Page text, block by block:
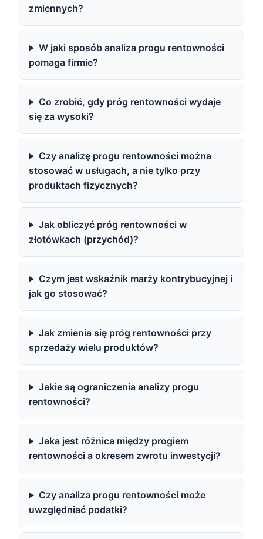
zmiennych?
W jaki sposób analiza progu rentowności
pomaga firmie?
Co zrobić, gdy próg rentowności wydaje
się za wysoki?
Czy analizę progu rentowności można
stosować w usługach, a nie tylko przy
produktach fizycznych?
Jak obliczyć próg rentowności w
złotówkach (przychód)?
Czym jest wskaźnik marży kontrybucyjnej i
jak go stosować?
Jak zmienia się próg rentowności przy
sprzedaży wielu produktów?
Jakie są ograniczenia analizy progu
rentowności?
Jaka jest różnica między progiem
rentowności a okresem zwrotu inwestycji?
Czy analiza progu rentowności może
uwzględniać podatki?